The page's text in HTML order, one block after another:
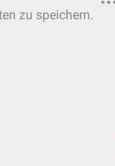
zu speichern.